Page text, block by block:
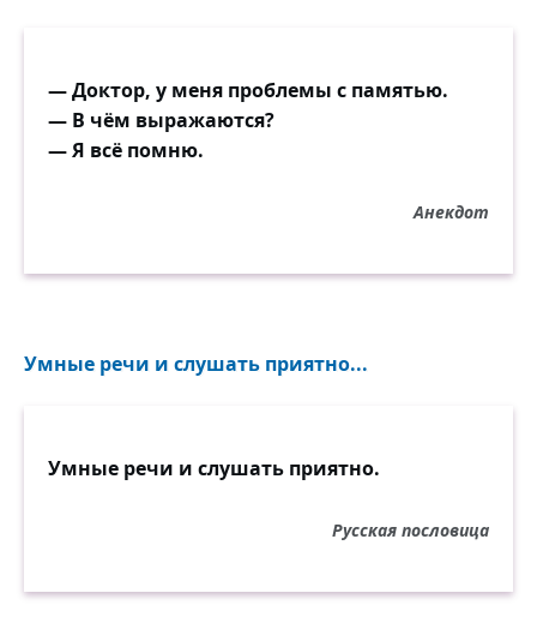
— Доктор, у меня проблемы с памятью.
— В чём выражаются?
— Я всё помню.
Анекдот
Умные речи и слушать приятно...
Умные речи и слушать приятно.
Русская пословица